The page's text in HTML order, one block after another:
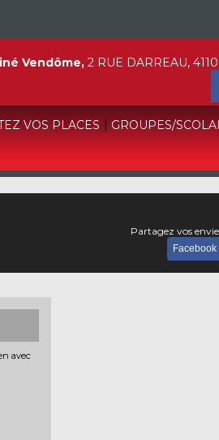
VOS PLACES | GROUPES/
Vendôme, 2 RUE DARREAU,
Partagez vos
Facebook
avec